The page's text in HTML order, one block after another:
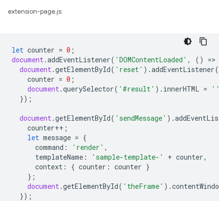
extension-page.js:
let counter = 0 ;
document.addEventListener( 'DOMContentLoaded' , () =>
document.getElementById( 'reset' ).addEventListener(
counter = 0 ;
document.querySelector( '#result' ). innerHTML =
});
document.getElementById( 'sendMessage' ).
counter++ ;
let message = {
command : 'render' ,
templateName : 'sample-template-' + counter,
context : { counter : counter }
};
document.getElementById( 'theFrame' ).
});